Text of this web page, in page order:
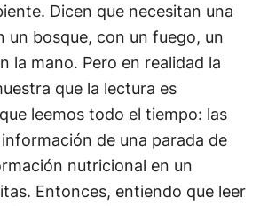
Dicen que necesitan una
un bosque, con un fuego, un
la mano. Pero en realidad la
que la lectura es
leemos todo el tiempo: las
de una parada de
nutricional en un
Entonces, entiendo que leer